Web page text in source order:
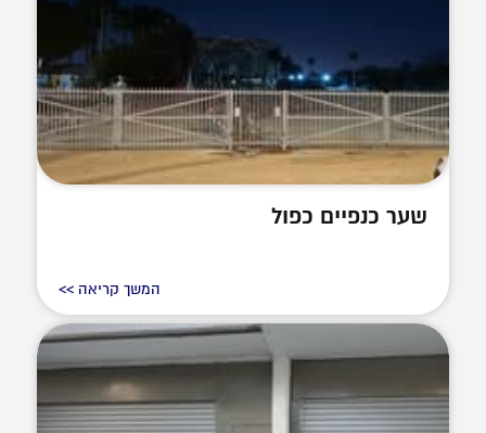
שער כנפיים כפול
המשך קריאה >>